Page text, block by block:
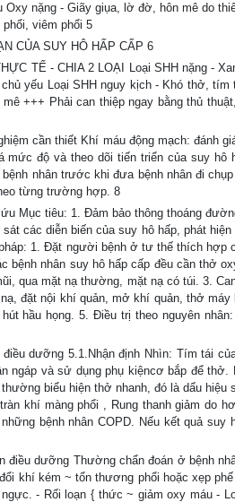
nặng - Giãy giụa, lờ đờ, hôn mê do
viêm phổi 5
CỦA SUY HÔ HẤP CẤP 6
TẾ - CHIA 2 LOẠI Loại SHH nặng -
yếu Loại SHH nguy kịch - Khó thở, tím
+++ Phải can thiệp ngay bằng thủ
cần thiết Khí máu động mạch: đánh
mức độ và theo dõi tiến triển của suy hô
nhân trước khi đưa bệnh nhân đi chụp
từng trường hợp. 8
Mục tiêu: 1. Đảm bảo thông thoáng
các diễn biến của suy hô hấp, phát
1. Đặt người bệnh ở tư thế thích hợp
nhân suy hô hấp cấp đều cần thở
qua mặt nạ thường, mặt nạ có túi. 3.
đặt nội khí quản, mở khí quản, thở máy
hầu họng. 5. Điều trị theo nguyên nhân:
dưỡng 5.1.Nhận định Nhìn: Tím tái
ngáp và sử dụng phụ kiệncơ bắp để thở.
biểu hiện thở nhanh, đó là dấu hiệu
khí màng phổi , Rung thanh giảm do
bệnh nhân COPD. Nếu kết quả suy
điều dưỡng Thường chẩn đoán ở bệnh
khí kém ~ tổn thương phổi hoặc xẹp phế
- Rối loạn { thức ~ giảm oxy máu -